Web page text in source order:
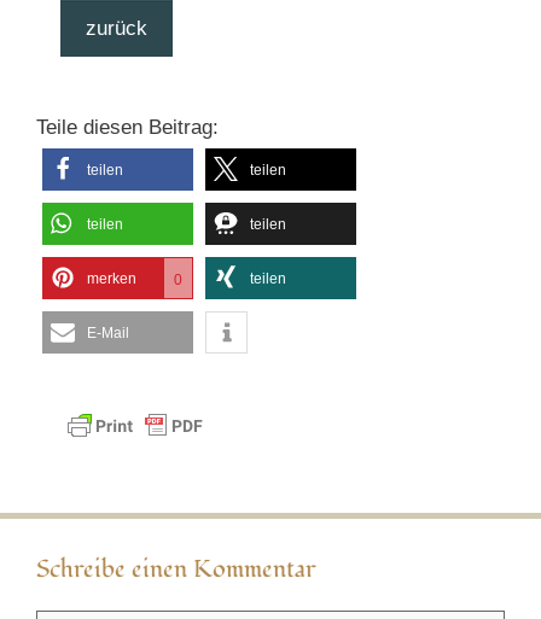
zurück
Teile diesen Beitrag:
teilen teilen
teilen teilen
merken 0 teilen
E-Mail
Schreibe einen Kommentar